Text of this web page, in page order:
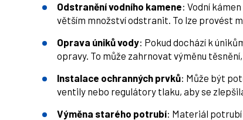
Odstranění vodního kamene: Vodní
větším množství odstranit. To lze provést
Oprava úniků vody: Pokud dochází k
opravy. To může zahrnovat výměnu
Instalace ochranných prvků: Může být
ventily nebo regulátory tlaku, aby se
Výměna starého potrubí: Materiál potrubí